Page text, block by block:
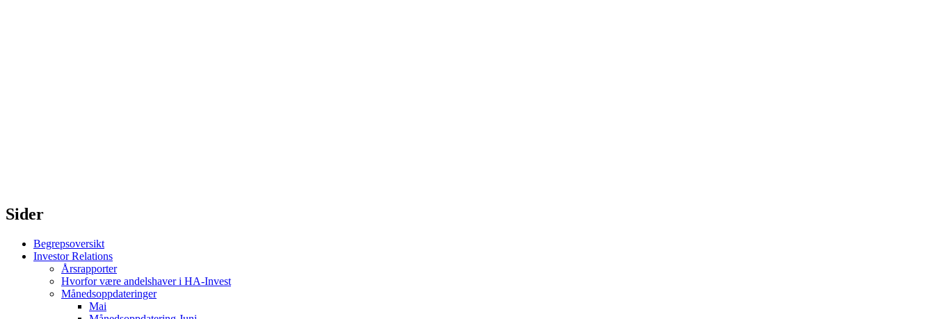
Sider
Begrepsoversikt
Investor Relations
Årsrapporter
Hvorfor være andelshaver i HA-Invest
Månedsoppdateringer
Mai